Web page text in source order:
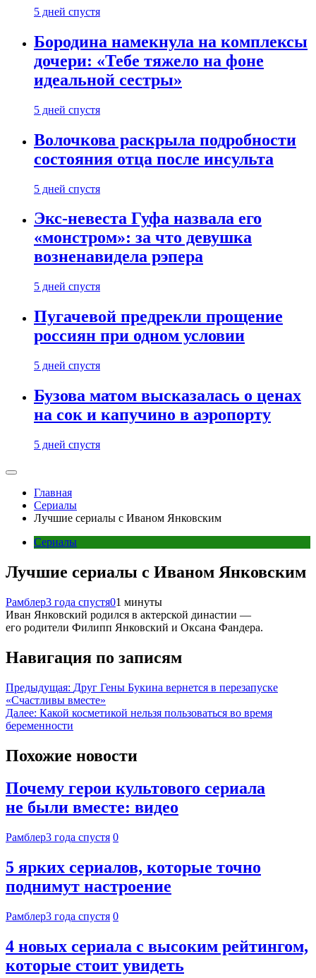
5 дней спустя
Бородина намекнула на комплексы
дочери: «Тебе тяжело на фоне
идеальной сестры»
5 дней спустя
Волочкова раскрыла подробности
состояния отца после инсульта
5 дней спустя
Экс-невеста Гуфа назвала его
«монстром»: за что девушка
возненавидела рэпера
5 дней спустя
Пугачевой предрекли прощение
россиян при одном условии
5 дней спустя
Бузова матом высказалась о ценах
на сок и капучино в аэропорту
5 дней спустя
Главная
Сериалы
Лучшие сериалы с Иваном Янковским
Сериалы
Лучшие сериалы с Иваном Янковским
Рамблер3 года спустя01 минуты
Иван Янковский родился в актерской династии —
его родители Филипп Янковский и Оксана Фандера.
Навигация по записям
Предыдущая: Друг Гены Букина вернется в перезапуске
«Счастливы вместе»
Далее: Какой косметикой нельзя пользоваться во время
беременности
Похожие новости
Почему герои культового сериала
не были вместе: видео
Рамблер3 года спустя 0
5 ярких сериалов, которые точно
поднимут настроение
Рамблер3 года спустя 0
4 новых сериала с высоким рейтингом,
которые стоит увидеть